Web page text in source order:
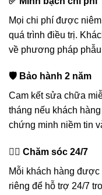
Mọi chi phí được
quá trình điều trị.
về phương pháp phẫu
🛡️ Bảo hành 2 năm
Cam kết sửa chữa
tháng nếu khách
chứng minh niềm tin
👩‍⚕️ Chăm sóc 24/7
Mỗi khách hàng
riêng để hỗ trợ 24/7